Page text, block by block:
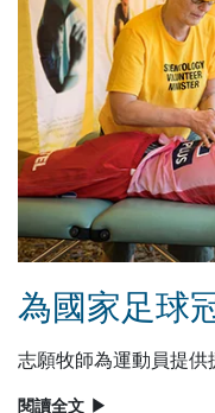
為國家足球
志願牧師為運動員提供
閱讀全文 ▶